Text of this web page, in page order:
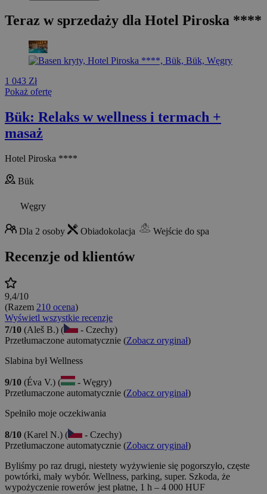
Teraz w sprzedaży dla Hotel Piroska ****
1 043 Zł
Pokaż ofertę
Bük: Relaks w wellness i termach +
masaż
Hotel Piroska ****
Bük
Węgry
Dla 2 osoby Obiadokolacja Wejście do spa
Recenzje od klientów
9,4/10
(Razem 210 ocena)
Wyświetl wszystkie recenzje
7/10 (Aleš B.) (
- Czechy)
Przetłumaczone automatycznie (Zobacz oryginał)
Slabina był Wellness
9/10 (Éva V.) (
- Węgry)
Przetłumaczone automatycznie (Zobacz oryginał)
Spełniło moje oczekiwania
8/10 (Karel N.) (
- Czechy)
Przetłumaczone automatycznie (Zobacz oryginał)
Byliśmy po raz drugi, niestety wyżywienie się pogorszyło, częste
powtórki, mały wybór. Wellness, parking, super. Szkoda, że
wypożyczenie rowerów jest płatne, 1 h – 4 000 HUF